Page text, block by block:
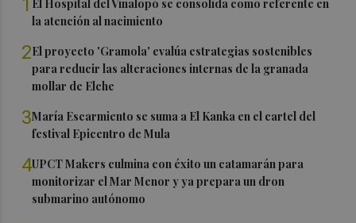
El Hospital del Vinalopó se consolida como referente en
la atención al nacimiento
2El proyecto 'Gramola' evalúa estrategias sostenibles
para reducir las alteraciones internas de la granada
mollar de Elche
3María Escarmiento se suma a El Kanka en el cartel del
festival Epicentro de Mula
4UPCT Makers culmina con éxito un catamarán para
monitorizar el Mar Menor y ya prepara un dron
submarino autónomo